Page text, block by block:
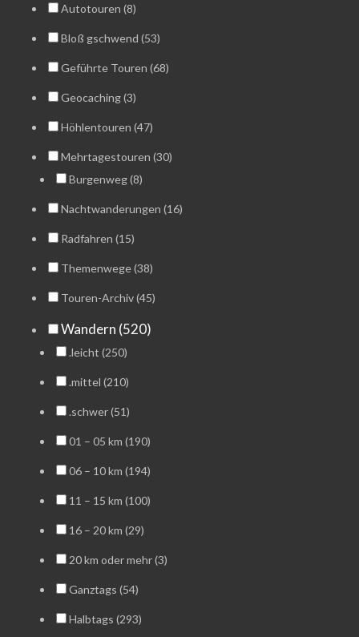
Autotouren (8)
Bloß gschwend (53)
Geführte Touren (68)
Geocaching (3)
Höhlentouren (47)
Mehrtagestouren (30)
Burgenweg (8)
Nachtwanderungen (16)
Radfahren (15)
Themenwege (38)
Touren-Archiv (45)
Wandern (520)
.leicht (250)
.mittel (210)
.schwer (51)
01 – 05 km (190)
06 – 10 km (194)
11 – 15 km (100)
16 – 20 km (29)
20 km oder mehr (3)
Ganztags (54)
Halbtags (293)